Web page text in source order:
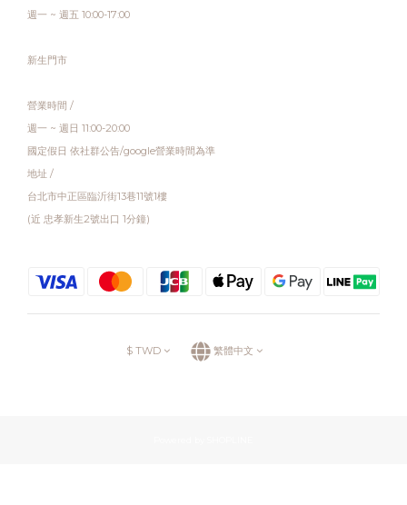
週一 ~ 週五 10:00-17:00
新生門市
營業時間 /
週一 ~ 週日 11:00-20:00
國定假日 依社群公告/google營業時間為準
地址 /
台北市中正區臨沂街13巷11號1樓
(近 忠孝新生2號出口 1分鐘)
$ TWD 繁體中文